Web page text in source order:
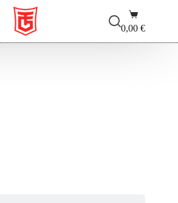
Carrello
0,00€